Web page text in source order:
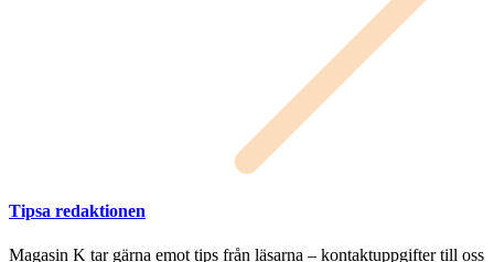
Tipsa redaktionen
Magasin K tar gärna emot tips från läsarna – kontaktuppgifter till oss